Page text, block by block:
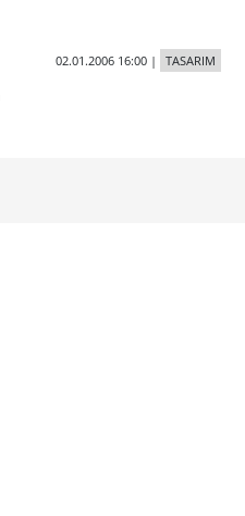
02.01.2006 16:00| TASARIM